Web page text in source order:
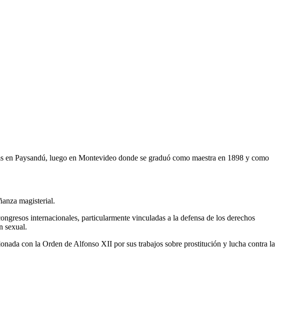
Paysandú, luego en Montevideo donde se graduó como maestra en 1898 y como
magisterial.
internacionales, particularmente vinculadas a la defensa de los derechos
sexual.
con la Orden de Alfonso XII por sus trabajos sobre prostitución y lucha contra la